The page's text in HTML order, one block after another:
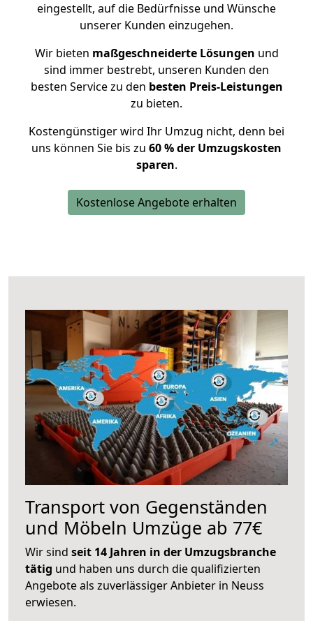
eingestellt, auf die Bedürfnisse und Wünsche
unserer Kunden einzugehen.
Wir bieten maßgeschneiderte Lösungen und
sind immer bestrebt, unseren Kunden den
besten Service zu den besten Preis-Leistungen
zu bieten.
Kostengünstiger wird Ihr Umzug nicht, denn bei
uns können Sie bis zu 60 % der Umzugskosten
sparen.
Kostenlose Angebote erhalten
Transport von Gegenständen
und Möbeln Umzüge ab 77€
Wir sind seit 14 Jahren in der Umzugsbranche
tätig und haben uns durch die qualifizierten
Angebote als zuverlässiger Anbieter in Neuss
erwiesen.